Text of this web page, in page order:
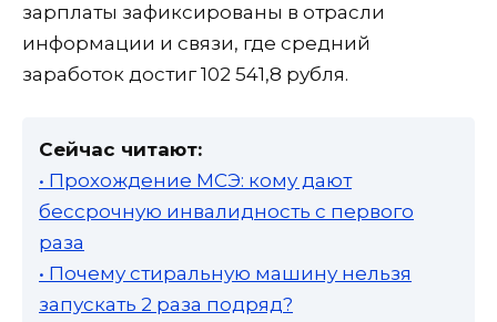
зарплаты зафиксированы в отрасли
информации и связи, где средний
заработок достиг 102 541,8 рубля.
Сейчас читают:
• Прохождение МСЭ: кому дают
бессрочную инвалидность с первого
раза
• Почему стиральную машину нельзя
запускать 2 раза подряд?